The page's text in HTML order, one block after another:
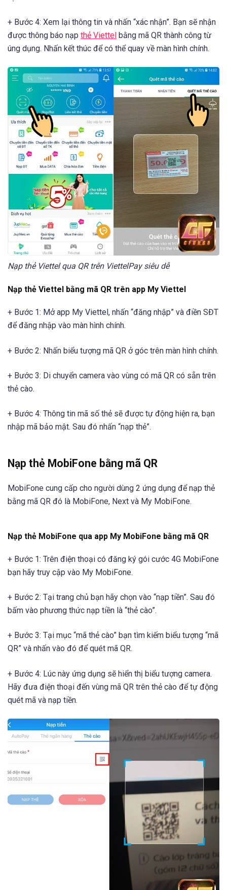
+ Bước 4: Xem lại thông tin và nhấn “xác nhận”. Bạn sẽ nhận
được thông báo nạp thẻ Viettel bằng mã QR thành công từ
úng dụng. Nhấn kết thúc để có thể quay về màn hình chính.
Nạp thẻ Viettel qua QR trên ViettelPay siêu dễ
Nạp thẻ Viettel bằng mã QR trên app My Viettel
+ Bước 1: Mở app My Viettel, nhấn “đăng nhập” và điền SĐT
để đăng nhập vào màn hình chính.
+ Bước 2: Nhấn biểu tượng mã QR ở góc trên màn hình chính.
+ Bước 3: Di chuyển camera vào vùng có mã QR có sẵn trên
thẻ cào.
+ Bước 4: Thông tin mã số thẻ sẽ được tự động hiện ra, bạn
nhập mã bảo mật. Sau đó nhấn “nạp thẻ”.
Nạp thẻ MobiFone bằng mã QR
MobiFone cung cấp cho người dùng 2 ứng dụng để nạp thẻ
bằng mã QR đó là MobiFone, Next và My MobiFone.
Nạp thẻ MobiFone qua app My MobiFone bằng mã QR
+ Bước 1: Trên điện thoại có đăng ký gói cước 4G MobiFone
bạn hãy truy cập vào My MobiFone.
+ Bước 2: Tại trang chủ bạn hãy chọn vào “nạp tiền”. Sau đó
bấm vào phương thức nạp tiền là “thẻ cào”.
+ Bước 3: Tại mục “mã thẻ cào” bạn tìm kiếm biểu tượng “mã
QR” và nhấn vào đó để quét mã QR.
+ Bước 4: Lúc này ứng dụng sẽ hiển thị biểu tượng camera.
Hãy đưa điện thoại đến vùng mã QR trên thẻ cào để tự động
quét mã và nạp tiền.